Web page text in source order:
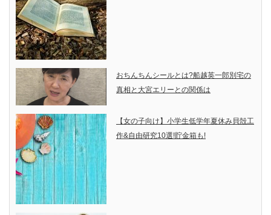
おちんちんシールとは?船越英一郎別宅の
真相と大宮エリーとの関係は
【女の子向け】小学生低学年夏休み貝殻工
作&自由研究10選!貯金箱も!